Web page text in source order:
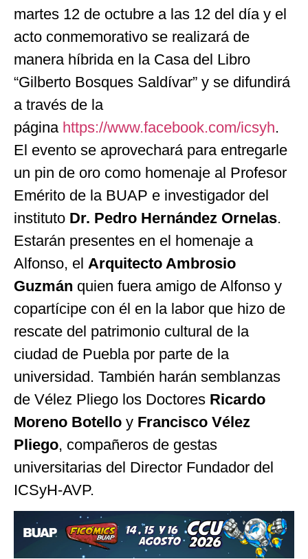
martes 12 de octubre a las 12 del día y el
acto conmemorativo se realizará de
manera híbrida en la Casa del Libro
“Gilberto Bosques Saldívar” y se difundirá
a través de la
página https://www.facebook.com/icsyh.
El evento se aprovechará para entregarle
un pin de oro como homenaje al Profesor
Emérito de la BUAP e investigador del
instituto Dr. Pedro Hernández Ornelas.
Estarán presentes en el homenaje a
Alfonso, el Arquitecto Ambrosio
Guzmán quien fuera amigo de Alfonso y
copartícipe con él en la labor que hizo de
rescate del patrimonio cultural de la
ciudad de Puebla por parte de la
universidad. También harán semblanzas
de Vélez Pliego los Doctores Ricardo
Moreno Botello y Francisco Vélez
Pliego, compañeros de gestas
universitarias del Director Fundador del
ICSyH-AVP.